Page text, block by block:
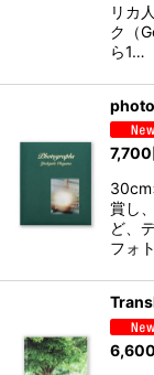
リカ
ク（
ら1…
7,700
賞し
ど、
フォ
6,600